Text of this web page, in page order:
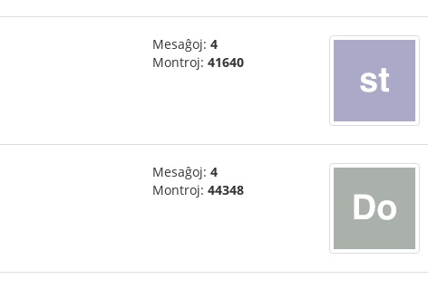
Mesaĝoj: 4
Montroj: 41640
Mesaĝoj: 4
Montroj: 44348